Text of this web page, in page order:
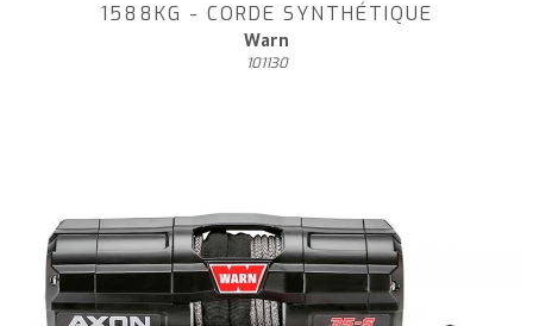
1588KG - CORDE SYNTHÉTIQUE
Warn
101130